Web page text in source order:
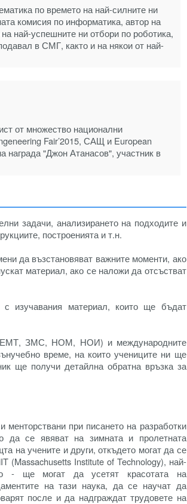
по времето на най-силните ни
комисия по информатика, автор на
най-успешните ни отбори по роботика,
в СМГ, както и на някои от най-
от множество национални
Fair’2015, САЩ и European
награда "Джон Атанасов", участник в
задачи, анализирането на подходите и
построенията и т.н.
да възстановяват важните моменти, ако
материал, ако се наложи да отсъстват
с изучавания материал, които ще бъдат
(ЕМТ, ЗМС, НОМ, НОИ) и международните
време, на които учениците ни ще
ще получи детайлна обратна връзка за
при писането на разработки
да се явяват на зимната и пролетната
на учените и други, откъдето могат да се
(Massachusetts Institute of Technology), най-
- ще могат да усетят красотата на
на тази наука, да се научат да
после и да надграждат трудовете на